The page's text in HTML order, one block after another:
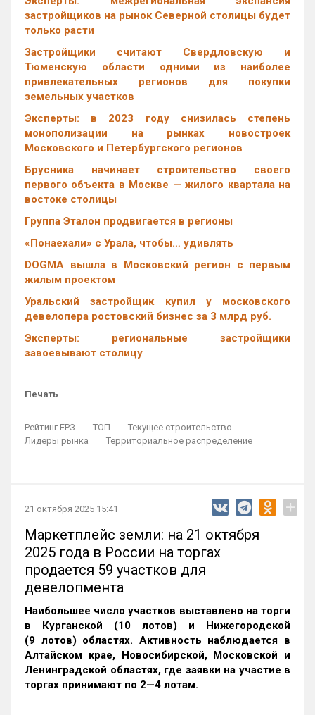
застройщиков на рынок Северной столицы будет
только расти
Застройщики считают Свердловскую и
Тюменскую области одними из наиболее
привлекательных регионов для покупки
земельных участков
Эксперты: в 2023 году снизилась степень
монополизации на рынках новостроек
Московского и Петербургского регионов
Брусника начинает строительство своего
первого объекта в Москве — жилого квартала на
востоке столицы
Группа Эталон продвигается в регионы
«Понаехали» с Урала, чтобы… удивлять
DOGMA вышла в Московский регион с первым
жилым проектом
Уральский застройщик купил у московского
девелопера ростовский бизнес за 3 млрд руб.
Эксперты: региональные застройщики
завоевывают столицу
Печать
Рейтинг ЕРЗ ТОП
Текущее строительство
Лидеры рынка
Территориальное распределение
21 октября 2025 15:41 +
Маркетплейс земли: на 21 октября
2025 года в России на торгах
продается 59 участков для
девелопмента
Наибольшее число участков выставлено на торги
в Курганской (10 лотов) и Нижегородской
(9 лотов) областях. Активность наблюдается в
Алтайском крае, Новосибирской, Московской и
Ленинградской областях, где заявки на участие в
торгах принимают по 2—4 лотам.